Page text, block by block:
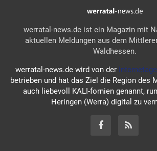
werratal-news.de ist ein Magazin mit
aktuellen Meldungen aus dem
Waldhessen.
werratal-news.de wird von der
betrieben und hat das Ziel die Region des
auch liebevoll KALI-fornien genannt,
Heringen (Werra) digital zu